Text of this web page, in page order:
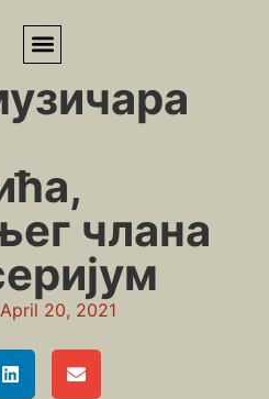
Спасојевића,
члана
April 20, 2021